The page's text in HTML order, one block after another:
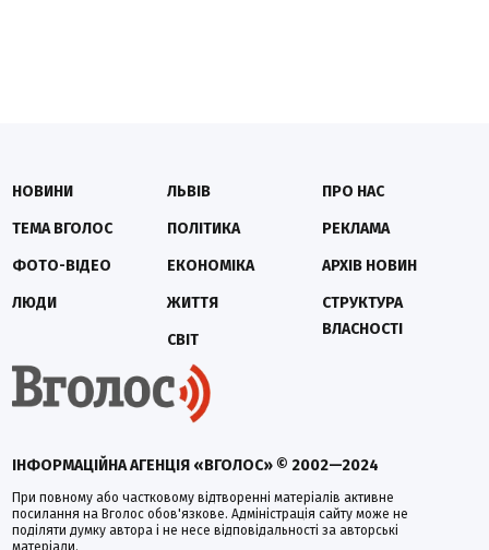
ІНФОРМАЦІЙНА АГЕНЦІЯ «ВГОЛОС» © 2002—2024
При повному або частковому відтворенні матеріалів активне
посилання на Вголос обов'язкове. Адміністрація сайту може не
поділяти думку автора і не несе відповідальності за авторські
НОВИНИ
ТЕМА ВГОЛОС
ФОТО-ВІДЕО
ЛЮДИ
ЛЬВІВ
ПОЛІТИКА
ЕКОНОМІКА
ЖИТТЯ
СВІТ
ПРО НАС
РЕКЛАМА
АРХІВ НОВИН
СТРУКТУРА
ВЛАСНОСТІ